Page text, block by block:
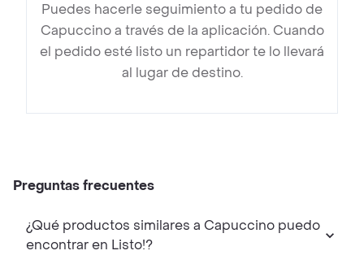
Puedes hacerle seguimiento a tu pedido de
Capuccino a través de la aplicación. Cuando
el pedido esté listo un repartidor te lo llevará
al lugar de destino.
Preguntas frecuentes
¿Qué productos similares a Capuccino puedo
encontrar en Listo!?